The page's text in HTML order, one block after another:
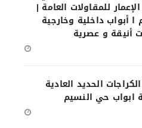
للمقاولات العامة |
أبواب داخلية وخارجية
أنيقة و عصرية
الحديد العادية
حي النسيم